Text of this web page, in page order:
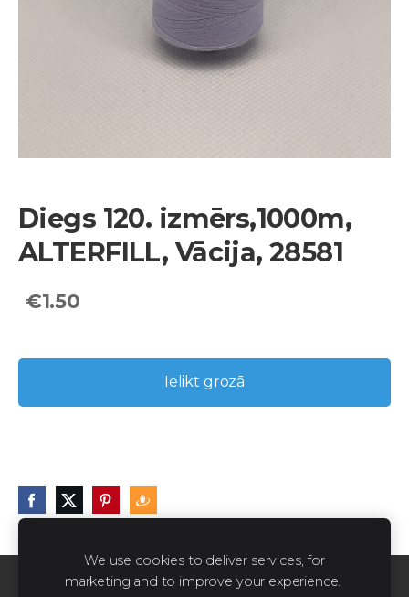
Diegs 120. izmērs,1000m,
ALTERFILL, Vācija, 28581
€1.50
Ielikt grozā
Sīkdatnes
We use cookies to deliver services, for
marketing and to improve your experience.